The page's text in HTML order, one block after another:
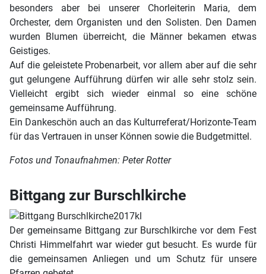
besonders aber bei unserer Chorleiterin Maria, dem
Orchester, dem Organisten und den Solisten. Den Damen
wurden Blumen überreicht, die Männer bekamen etwas
Geistiges.
Auf die geleistete Probenarbeit, vor allem aber auf die sehr
gut gelungene Aufführung dürfen wir alle sehr stolz sein.
Vielleicht ergibt sich wieder einmal so eine schöne
gemeinsame Aufführung.
Ein Dankeschön auch an das Kulturreferat/Horizonte-Team
für das Vertrauen in unser Können sowie die Budgetmittel.
Fotos und Tonaufnahmen: Peter Rotter
Bittgang zur Burschlkirche
Der gemeinsame Bittgang zur Burschlkirche vor dem Fest
Christi Himmelfahrt war wieder gut besucht. Es wurde für
die gemeinsamen Anliegen und um Schutz für unsere